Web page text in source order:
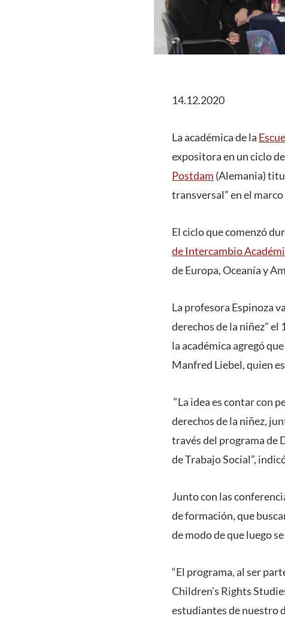
14.12.2020
La académica de la
expositora en un ciclo
Postdam (Alemania)
transversal” en el
El ciclo que comenzó
de Intercambio
de Europa, Oceanía y
La profesora Espinoza
derechos de la niñez”
la académica agregó
Manfred Liebel, quien
“La idea es contar con
derechos de la niñez,
través del programa de
de Trabajo Social”,
Junto con las
de formación, que
de modo de que luego
“El programa, al ser
Children’s Rights
estudiantes de nuestro